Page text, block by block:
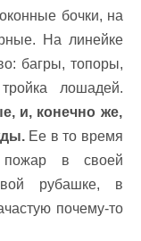
бочки, на
На линейке
багры, топоры,
лошадей.
и, конечно же,
Ее в то время
в своей
рубашке, в
почему-то